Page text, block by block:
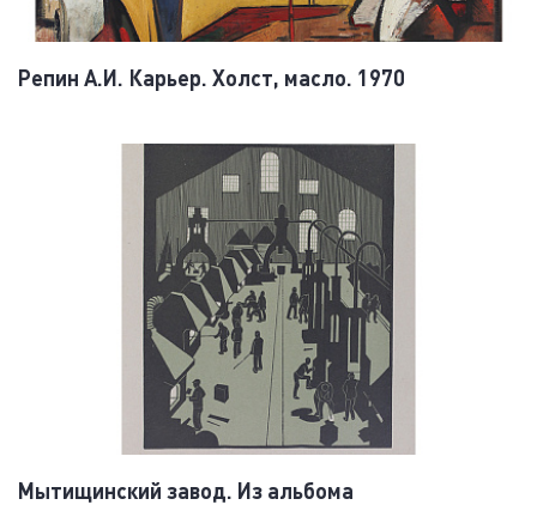
Репин А.И. Карьер. Холст, масло. 1970
Мытищинский завод. Из альбома